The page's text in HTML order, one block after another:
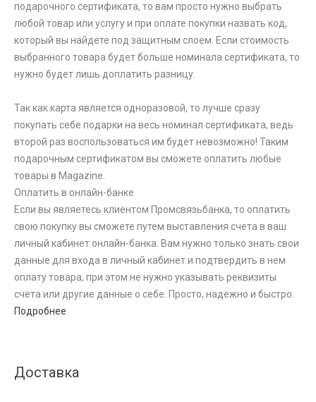
подарочного сертификата, то вам просто нужно выбрать
любой товар или услугу и при оплате покупки назвать код,
который вы найдете под защитным слоем. Если стоимость
выбранного товара будет больше номинала сертификата, то
нужно будет лишь доплатить разницу.
Так как карта является одноразовой, то лучше сразу
покупать себе подарки на весь номинал сертификата, ведь
второй раз воспользоваться им будет невозможно! Таким
подарочным сертификатом вы сможете оплатить любые
товары в Magazine.
Оплатить в онлайн-банке
Если вы являетесь клиентом Промсвязьбанка, то оплатить
свою покупку вы сможете путем выставления счета в ваш
личный кабинет онлайн-банка. Вам нужно только знать свои
данные для входа в личный кабинет и подтвердить в нем
оплату товара, при этом не нужно указывать реквизиты
счета или другие данные о себе. Просто, надежно и быстро.
Подробнее
Доставка